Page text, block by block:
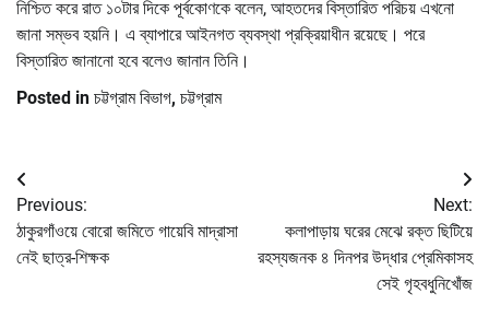
নিশ্চিত করে রাত ১০টার দিকে পূর্বকোণকে বলেন, আহতদের বিস্তারিত পরিচয় এখনো
জানা সম্ভব হয়নি। এ ব্যাপারে আইনগত ব্যবস্থা প্রক্রিয়াধীন রয়েছে। পরে
বিস্তারিত জানানো হবে বলেও জানান তিনি।
Posted in চট্টগ্রাম বিভাগ, চট্টগ্রাম
Post
navigation
Previous:
ঠাকুরগাঁওয়ে বোরো জমিতে গায়েবি মাদ্রাসা
নেই ছাত্র-শিক্ষক
Next:
কলাপাড়ায় ঘরের মেঝে রক্ত ছিটিয়ে
রহস্যজনক ৪ দিনপর উদ্ধার প্রেমিকাসহ
সেই গৃহবধুনিখোঁজ